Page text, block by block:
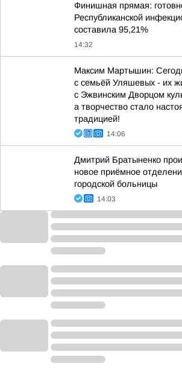
Финишная прямая:
Республиканской
составила 95,21%
14:32
Максим Мартышин:
с семьёй Уляшевых - их
с Эжвинским Дворцом
а творчество стало
традицией!
14:06
Дмитрий Братыненко
новое приёмное
городской больницы
14:03